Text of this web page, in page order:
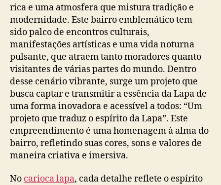
rica e uma atmosfera que mistura tradição e
modernidade. Este bairro emblemático tem
sido palco de encontros culturais,
manifestações artísticas e uma vida noturna
pulsante, que atraem tanto moradores quanto
visitantes de várias partes do mundo. Dentro
desse cenário vibrante, surge um projeto que
busca captar e transmitir a essência da Lapa de
uma forma inovadora e acessível a todos: “Um
projeto que traduz o espírito da Lapa”. Este
empreendimento é uma homenagem à alma do
bairro, refletindo suas cores, sons e valores de
maneira criativa e imersiva.
No carioca lapa, cada detalhe reflete o espírito